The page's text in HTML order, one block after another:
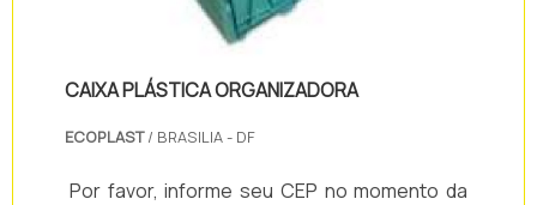
CAIXA PLÁSTICA ORGANIZADORA
ECOPLAST/ BRASILIA - DF
Por favor, informe seu CEP no momento da